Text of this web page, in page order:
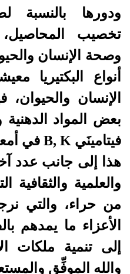
ودورها بالنسبة
تخصيب
وصحة الإنسان
أنواع البكتيريا
الإنسان
بعض المواد الدهنية
فيتامينَي B, K في
هذا إلى جانب عدد
والعلمية والثقافية
من حراء، والتي
الأعزاء ما يمدهم
إلى تنمية ملكات
والله الموفِّق